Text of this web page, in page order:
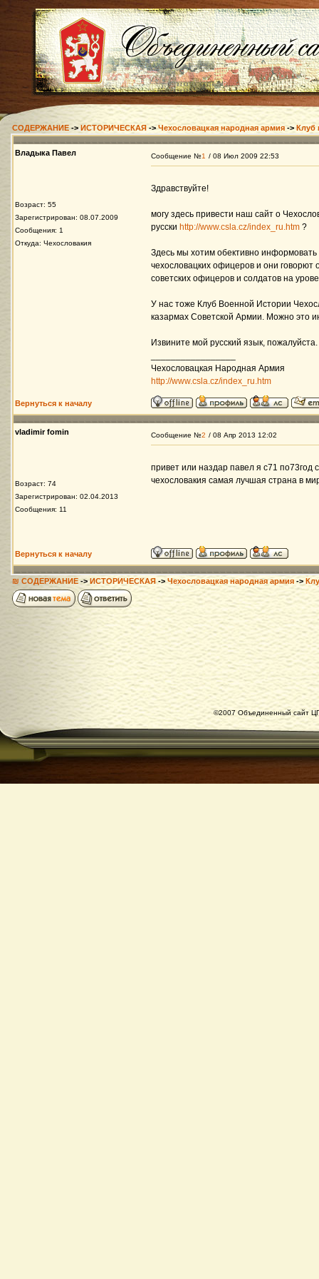
СОДЕРЖАНИЕ ->ИСТОРИЧЕСКАЯ->Чехословацкая народная армия -> Клуб
Владыка Павел
Возраст: 55
Зарегистрирован: 08.07.2009
Сообщения: 1
Откуда: Чехословакия
Сообщение №1 / 08 Июл 2009 22:53
Здравствуйте!
могу здесь привести наш сайт о
русски http://www.csla.cz/index_ru.htm ?
Здесь мы хотим обективно
чехословацких офицеров и они
советских офицеров и солдатов на
У нас тоже Клуб Военной Истории
казармах Советской Армии. Можно это
Извините мой русский язык,
Чехословацкая Народная Армия
http://www.csla.cz/index_ru.htm
Вернуться к началу
vladimir fomin
Возраст: 74
Зарегистрирован: 02.04.2013
Сообщения: 11
Сообщение №2 / 08 Апр 2013 12:02
привет или наздар павел я с71 по73год
чехословакия самая лучшая страна в
Вернуться к началу
₪ СОДЕРЖАНИЕ->ИСТОРИЧЕСКАЯ-> Чехословацкая народная армия ->
©2007 Объединенный сайт